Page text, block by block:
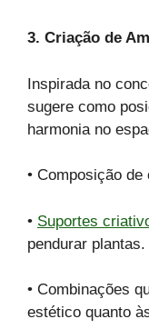
3. Criação de
Inspirada no
sugere como
harmonia no
• Composição
• Suportes
pendurar plantas.
• Combinações
estético quanto